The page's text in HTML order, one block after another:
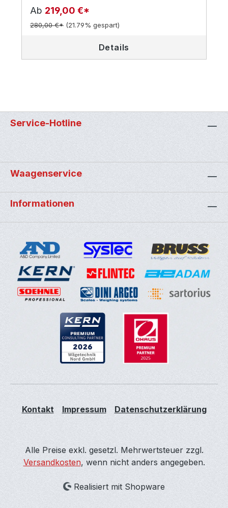
Ab 219,00 €*
280,00 €* (21.79% gespart)
Details
Service-Hotline
Waagenservice
Informationen
Kontakt Impressum Datenschutzerklärung
Alle Preise exkl. gesetzl. Mehrwertsteuer zzgl.
Versandkosten, wenn nicht anders angegeben.
Realisiert mit Shopware